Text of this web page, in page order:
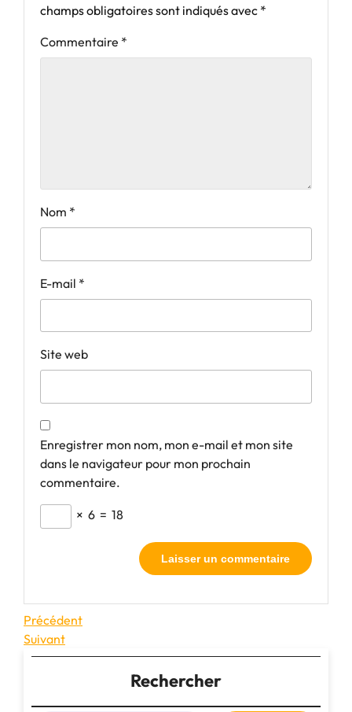
champs obligatoires sont indiqués avec *
Commentaire *
Nom *
E-mail *
Site web
Enregistrer mon nom, mon e-mail et mon site
dans le navigateur pour mon prochain
commentaire.
× 6 = 18
Navigation
de
Article
précédent
Précédent
Article
suivant
Suivant
Rechercher